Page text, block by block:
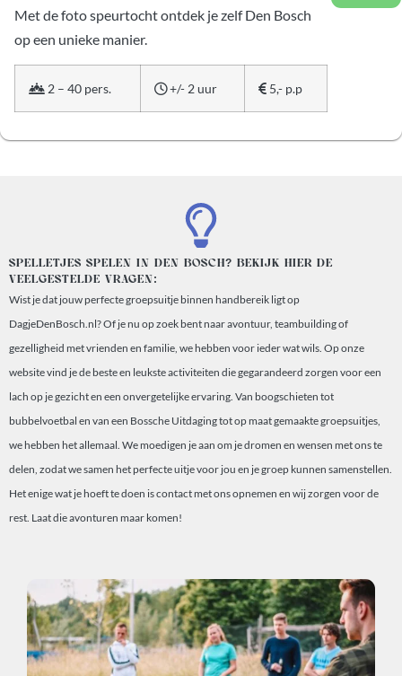
Met de foto speurtocht ontdek je zelf Den Bosch
op een unieke manier.
2 – 40 pers. +/- 2 uur 5,- p.p
SPELLETJES SPELEN IN DEN BOSCH? BEKIJK HIER DE
VEELGESTELDE VRAGEN:
Wist je dat jouw perfecte groepsuitje binnen handbereik ligt op
DagjeDenBosch.nl? Of je nu op zoek bent naar avontuur, teambuilding of
gezelligheid met vrienden en familie, we hebben voor ieder wat wils. Op onze
website vind je de beste en leukste activiteiten die gegarandeerd zorgen voor een
lach op je gezicht en een onvergetelijke ervaring. Van boogschieten tot
bubbelvoetbal en van een Bossche Uitdaging tot op maat gemaakte groepsuitjes,
we hebben het allemaal. We moedigen je aan om je dromen en wensen met ons te
delen, zodat we samen het perfecte uitje voor jou en je groep kunnen samenstellen.
Het enige wat je hoeft te doen is contact met ons opnemen en wij zorgen voor de
rest. Laat die avonturen maar komen!